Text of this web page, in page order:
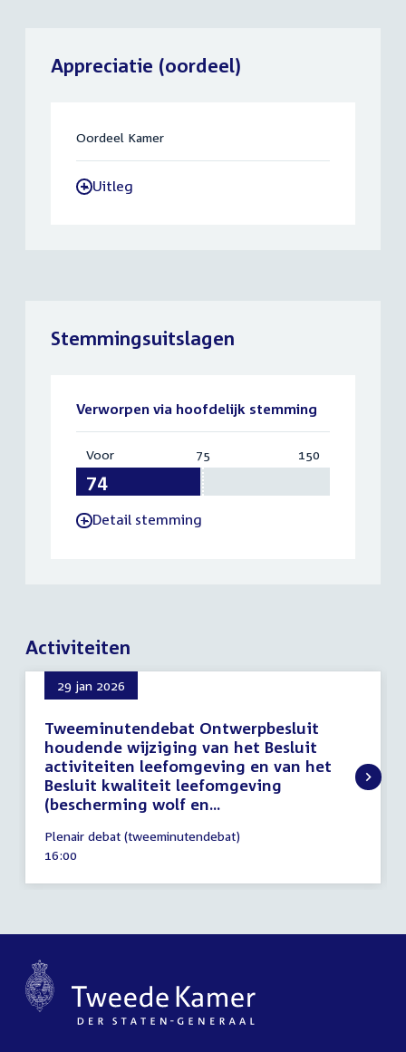
Appreciatie (oordeel)
Oordeel Kamer
-Uitleg
Stemmingsuitslagen
Verworpen via hoofdelijk stemming
Voor:
75 150
-Detail stemming
Activiteiten
29 jan 2026
Tweeminutendebat Ontwerpbesluit
houdende wijziging van het Besluit
activiteiten leefomgeving en van het
Besluit kwaliteit leefomgeving
(bescherming wolf en...
januari
2026
Plenair debat (tweeminutendebat)
Tijd
16:00